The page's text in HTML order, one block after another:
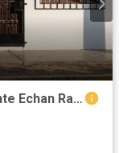
El Lugar Donde Tus Sueños Finalmente Echan Raíces 🌳💖